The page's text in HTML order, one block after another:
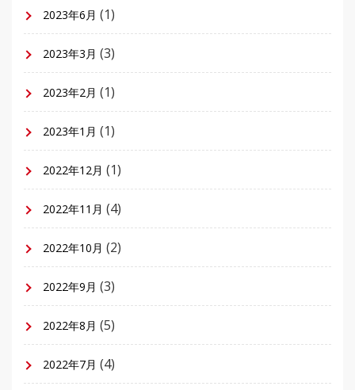
2023年6月 (1)
2023年3月 (3)
2023年2月 (1)
2023年1月 (1)
2022年12月 (1)
2022年11月 (4)
2022年10月 (2)
2022年9月 (3)
2022年8月 (5)
2022年7月 (4)